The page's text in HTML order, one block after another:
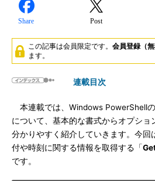
Share Post
この記事は会員限定です。 会員登録（無
ます。
連載目次
本連載では、Windows PowerShell
について、基本的な書式からオプショ
分かりやすく紹介していきます。今回
付や時刻に関する情報を取得する「
です。